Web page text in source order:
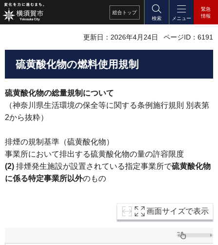
総合 トップ
検索
メニュー
緊急
情報
更新日：2026年4月24日 ページID：6191
硫黄酸化物の燃料使用規制
硫黄酸化物の総量規制について
（神奈川県生活環境の保全等に関する条例施行規則 別表第
2から抜粋）
排煙の規制基準（硫黄酸化物）
事業所において排出する硫黄酸化物の量の許容限度
(2) 排煙発生施設が設置されている指定事業所で硫黄酸化物
に係る特定事業所以外のもの
画面サイズで表示